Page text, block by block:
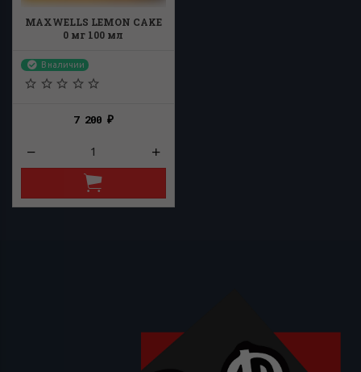
MAXWELLS LEMON CAKE
0 мг 100 мл
В наличии
7 200₽